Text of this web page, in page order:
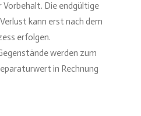
Die endgültige
kann erst nach dem
erfolgen.
werden zum
in Rechnung